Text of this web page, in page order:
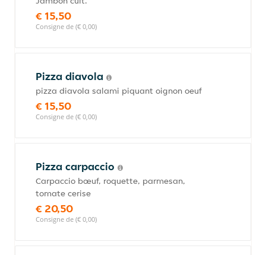
€ 15,50
Consigne de (€ 0,00)
Pizza diavola
pizza diavola salami piquant oignon oeuf
€ 15,50
Consigne de (€ 0,00)
Pizza carpaccio
Carpaccio bœuf, roquette, parmesan,
tomate cerise
€ 20,50
Consigne de (€ 0,00)